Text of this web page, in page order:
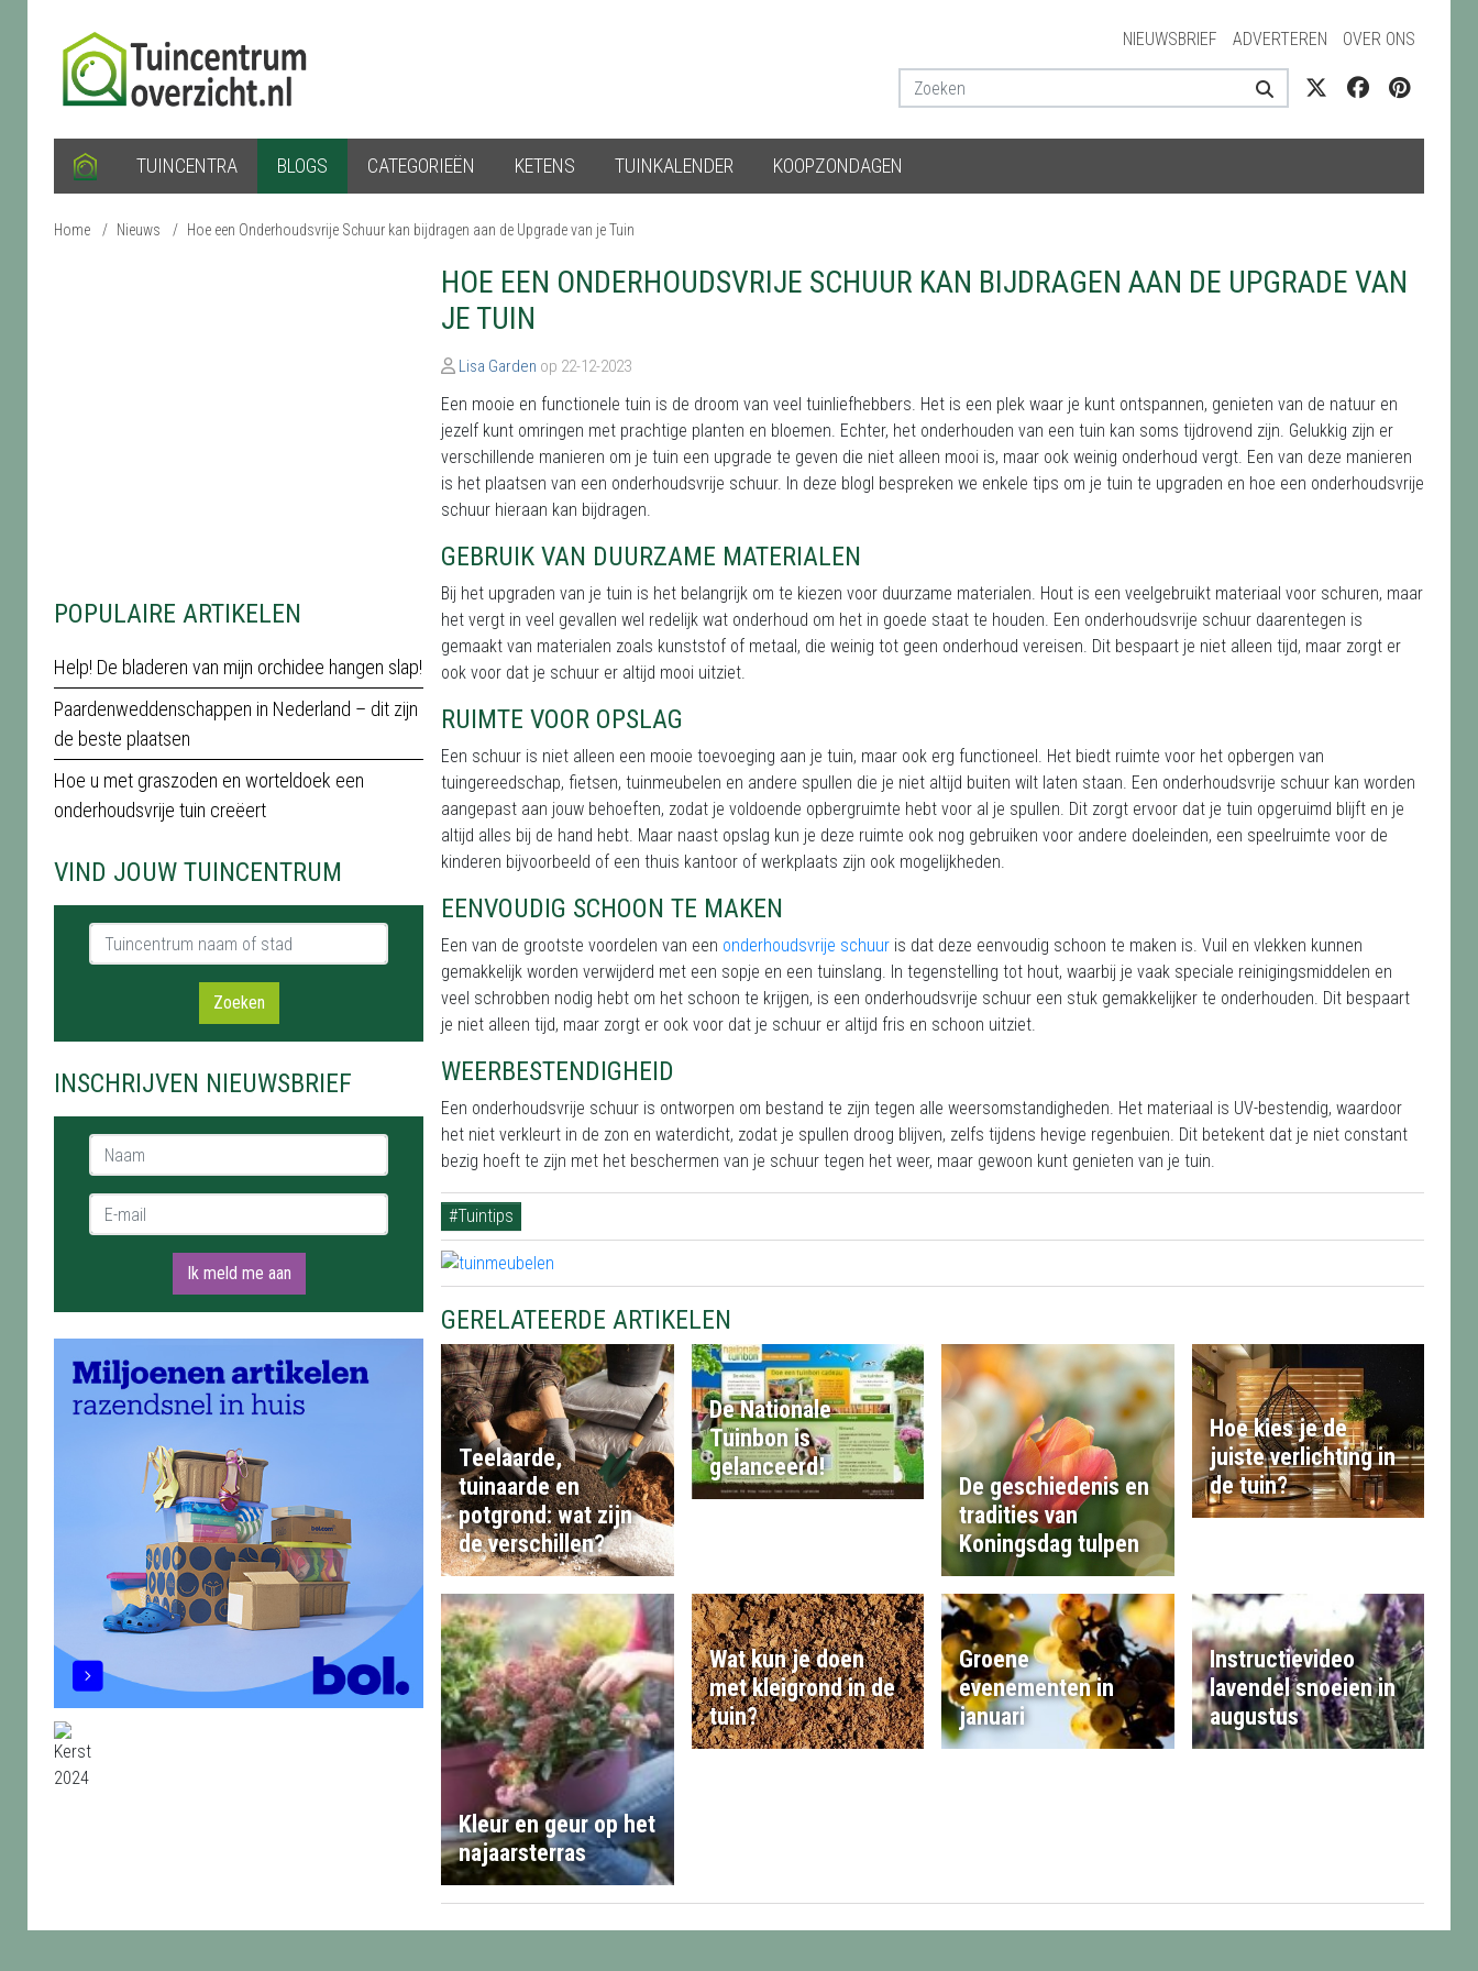
NIEUWSBRIEF ADVERTEREN OVER ONS
TUINCENTRA BLOGS CATEGORIEËN KETENS TUINKALENDER KOOPZONDAGEN
Home / Nieuws / Hoe een Onderhoudsvrije Schuur kan bijdragen aan de Upgrade van je Tuin
POPULAIRE ARTIKELEN
Help! De bladeren van mijn orchidee hangen slap!
Paardenweddenschappen in Nederland – dit zijn
de beste plaatsen
Hoe u met graszoden en worteldoek een
onderhoudsvrije tuin creëert
VIND JOUW TUINCENTRUM
Tuincentrum naam of stad
Zoeken
INSCHRIJVEN NIEUWSBRIEF
Naam *
E-mail *
Ik meld me aan
HOE EEN ONDERHOUDSVRIJE SCHUUR KAN BIJDRAGEN AAN DE UPGRADE VAN
JE TUIN
Lisa Garden op 22-12-2023
Een mooie en functionele tuin is de droom van veel tuinliefhebbers. Het is een plek waar je kunt ontspannen, genieten van de natuur en
jezelf kunt omringen met prachtige planten en bloemen. Echter, het onderhouden van een tuin kan soms tijdrovend zijn. Gelukkig zijn er
verschillende manieren om je tuin een upgrade te geven die niet alleen mooi is, maar ook weinig onderhoud vergt. Een van deze manieren
is het plaatsen van een onderhoudsvrije schuur. In deze blogl bespreken we enkele tips om je tuin te upgraden en hoe een onderhoudsvrije
schuur hieraan kan bijdragen.
GEBRUIK VAN DUURZAME MATERIALEN
Bij het upgraden van je tuin is het belangrijk om te kiezen voor duurzame materialen. Hout is een veelgebruikt materiaal voor schuren, maar
het vergt in veel gevallen wel redelijk wat onderhoud om het in goede staat te houden. Een onderhoudsvrije schuur daarentegen is
gemaakt van materialen zoals kunststof of metaal, die weinig tot geen onderhoud vereisen. Dit bespaart je niet alleen tijd, maar zorgt er
ook voor dat je schuur er altijd mooi uitziet.
RUIMTE VOOR OPSLAG
Een schuur is niet alleen een mooie toevoeging aan je tuin, maar ook erg functioneel. Het biedt ruimte voor het opbergen van
tuingereedschap, fietsen, tuinmeubelen en andere spullen die je niet altijd buiten wilt laten staan. Een onderhoudsvrije schuur kan worden
aangepast aan jouw behoeften, zodat je voldoende opbergruimte hebt voor al je spullen. Dit zorgt ervoor dat je tuin opgeruimd blijft en je
altijd alles bij de hand hebt. Maar naast opslag kun je deze ruimte ook nog gebruiken voor andere doeleinden, een speelruimte voor de
kinderen bijvoorbeeld of een thuis kantoor of werkplaats zijn ook mogelijkheden.
EENVOUDIG SCHOON TE MAKEN
Een van de grootste voordelen van een onderhoudsvrije schuur is dat deze eenvoudig schoon te maken is. Vuil en vlekken kunnen
gemakkelijk worden verwijderd met een sopje en een tuinslang. In tegenstelling tot hout, waarbij je vaak speciale reinigingsmiddelen en
veel schrobben nodig hebt om het schoon te krijgen, is een onderhoudsvrije schuur een stuk gemakkelijker te onderhouden. Dit bespaart
je niet alleen tijd, maar zorgt er ook voor dat je schuur er altijd fris en schoon uitziet.
WEERBESTENDIGHEID
Een onderhoudsvrije schuur is ontworpen om bestand te zijn tegen alle weersomstandigheden. Het materiaal is UV-bestendig, waardoor
het niet verkleurt in de zon en waterdicht, zodat je spullen droog blijven, zelfs tijdens hevige regenbuien. Dit betekent dat je niet constant
bezig hoeft te zijn met het beschermen van je schuur tegen het weer, maar gewoon kunt genieten van je tuin.
#Tuintips
GERELATEERDE ARTIKELEN
Teelaarde,
tuinaarde en
potgrond: wat zijn
de verschillen?
De Nationale
Tuinbon is
gelanceerd!
De geschiedenis en
tradities van
Koningsdag tulpen
Hoe kies je de
juiste verlichting in
de tuin?
Kleur en geur op het
najaarsterras
Wat kun je doen
met kleigrond in de
tuin?
Groene
evenementen in
januari
Instructievideo
lavendel snoeien in
augustus